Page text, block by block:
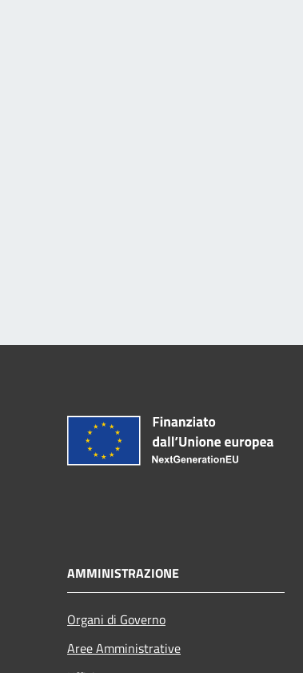
AMMINISTRAZIONE
Organi di Governo
Aree Amministrative